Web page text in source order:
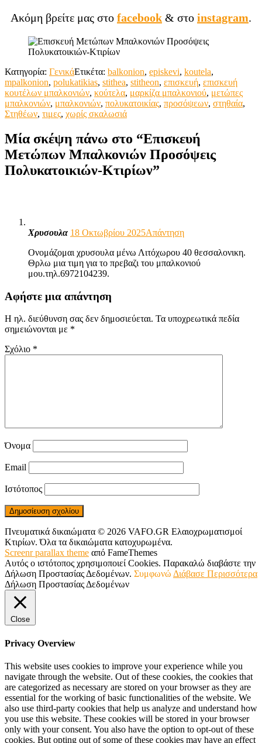
Aκόμη βρείτε μας στο facebook & στο instagram.
Κατηγορία: ΓενικάΕτικέτα: balkonion, episkevi, koutela,
mpalkonion, polukatikias, stithea, stitheon, επισκευή, επισκευή
κουτέλων μπαλκονιών, κούτελα, μαρκίζα μπαλκονιού, μετώπες
μπαλκονιών, μπαλκονιών, πολυκατοικίας, προσόψεων, στηθαία,
Στηθέων, τιμες, χωρίς σκαλωσιά
Μία σκέψη πάνω στο “Επισκευή
Μετώπων Μπαλκονιών Προσόψεις
Πολυκατοικιών-Κτιρίων”
Χρυσουλα 18 Οκτωβρίου 2025Απάντηση
Ονομάζομαι χρυσουλα μένω Λιτόχωρου 40 θεσσαλονικη.
Θρλω μια τιμη για το πρεβαζι του μπαλκονιού
μου.τηλ.6972104239.
Αφήστε μια απάντηση
Η ηλ. διεύθυνση σας δεν δημοσιεύεται. Τα υποχρεωτικά πεδία
σημειώνονται με *
Σχόλιο *
Όνομα
Email
Ιστότοπος
Πνευματικά δικαιώματα © 2026 VAFO.GR Ελαιοχρωματισμοί
Κτιρίων. Όλα τα δικαιώματα κατοχυρωμένα.
Screenr parallax theme από FameThemes
Αυτός ο ιστότοπος χρησιμοποιεί Cookies. Παρακαλώ διαβάστε την
Δήλωση Προστασίας Δεδομένων. Συμφωνώ Διάβασε Περισσότερα
Δήλωση Προστασίας Δεδομένων
Close
Privacy Overview
This website uses cookies to improve your experience while you
navigate through the website. Out of these cookies, the cookies that
are categorized as necessary are stored on your browser as they are
essential for the working of basic functionalities of the website. We
also use third-party cookies that help us analyze and understand how
you use this website. These cookies will be stored in your browser
only with your consent. You also have the option to opt-out of these
cookies. But opting out of some of these cookies may have an effect